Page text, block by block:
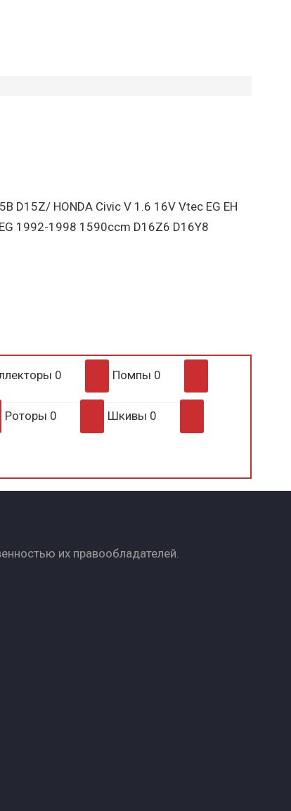
D15Z/ HONDA Civic V 1.6 16V Vtec EG EH
1992-1998 1590ccm D16Z6 D16Y8
0 Помпы 0
Роторы 0 Шкивы 0
их правообладателей.